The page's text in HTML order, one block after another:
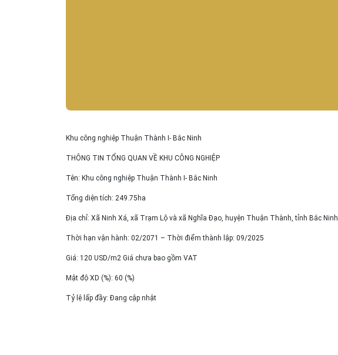
Khu công nghiệp Thuận Thành I- Bắc Ninh
THÔNG TIN TỔNG QUAN VỀ KHU CÔNG NGHIỆP
Tên: Khu công nghiệp Thuận Thành I- Bắc Ninh
Tổng diện tích: 249.75ha
Địa chỉ: Xã Ninh Xá, xã Trạm Lộ và xã Nghĩa Đạo, huyện Thuận Thành, tỉnh Bắc Ninh
Thời hạn vận hành: 02/2071 – Thời điểm thành lập: 09/2025
Giá: 120 USD/m2 Giá chưa bao gồm VAT
Mật độ XD (%): 60 (%)
Tỷ lệ lấp đầy: Đang cập nhật